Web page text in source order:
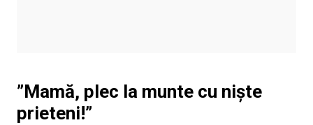
”Mamă, plec la munte cu niște
prieteni!”